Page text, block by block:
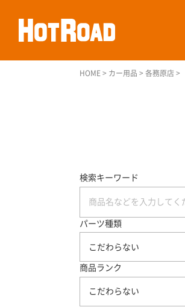
HOME > カー用品 > 各務原店 >
検索キーワード
パーツ種類
こだわらない
商品ランク
こだわらない